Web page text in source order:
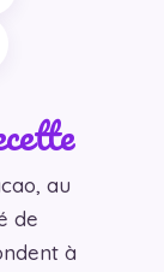
au
de
à